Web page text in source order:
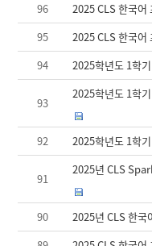
96
2025 CLS 한국어
95
2025 CLS 한국어
94
2025학년도 1학
93
2025학년도 1학
92 2025학년도 1학
91
2025년 CLS
90
2025년 CLS 한국